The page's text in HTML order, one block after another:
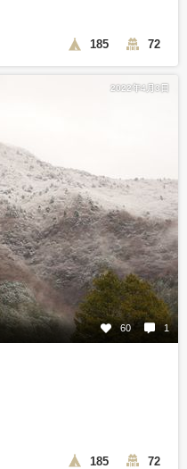
185 72
2022年4月3日
60 1
185 72